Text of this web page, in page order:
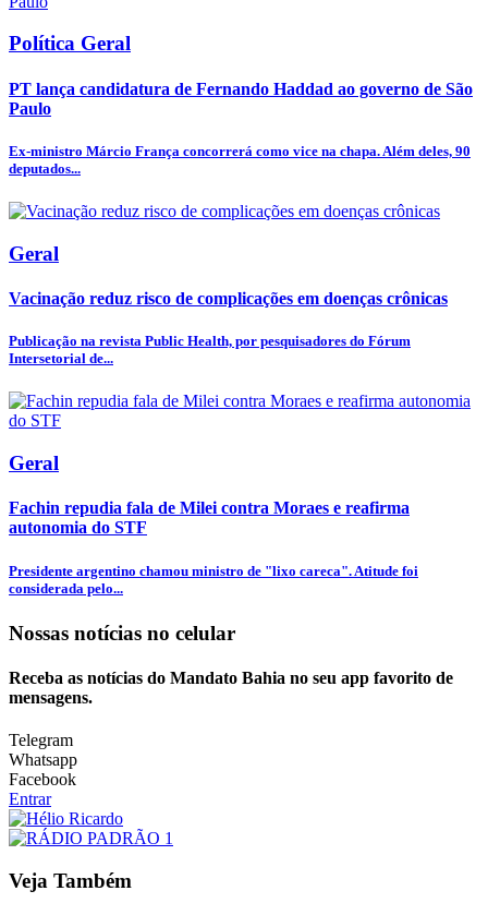
Política Geral
PT lança candidatura de Fernando Haddad ao governo de São
Paulo
Ex-ministro Márcio França concorrerá como vice na chapa. Além deles, 90
deputados...
Geral
Vacinação reduz risco de complicações em doenças crônicas
Publicação na revista Public Health, por pesquisadores do Fórum
Intersetorial de...
Geral
Fachin repudia fala de Milei contra Moraes e reafirma
autonomia do STF
Presidente argentino chamou ministro de "lixo careca". Atitude foi
considerada pelo...
Nossas notícias no celular
Receba as notícias do Mandato Bahia no seu app favorito de
mensagens.
Telegram
Whatsapp
Facebook
Entrar
Veja Também